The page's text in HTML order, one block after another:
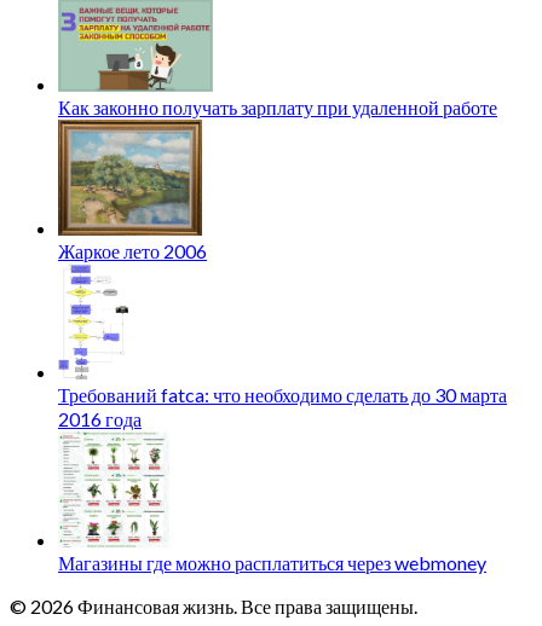
Как законно получать зарплату при удаленной работе
Жаркое лето 2006
Требований fatca: что необходимо сделать до 30 марта
2016 года
Магазины где можно расплатиться через webmoney
© 2026 Финансовая жизнь. Все права защищены.